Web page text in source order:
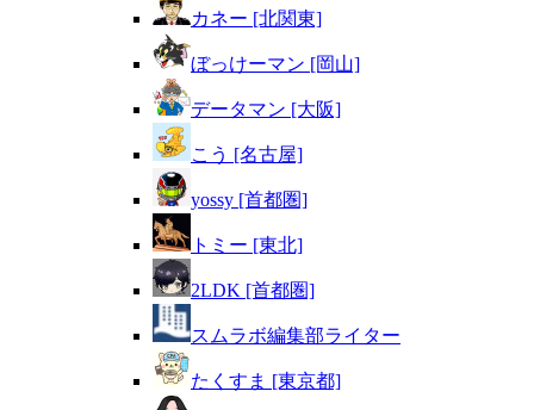
カネー [北関東]
ぼっけーマン [岡山]
データマン [大阪]
こう [名古屋]
yossy [首都圏]
トミー [東北]
2LDK [首都圏]
スムラボ編集部ライター
たくすま [東京都]